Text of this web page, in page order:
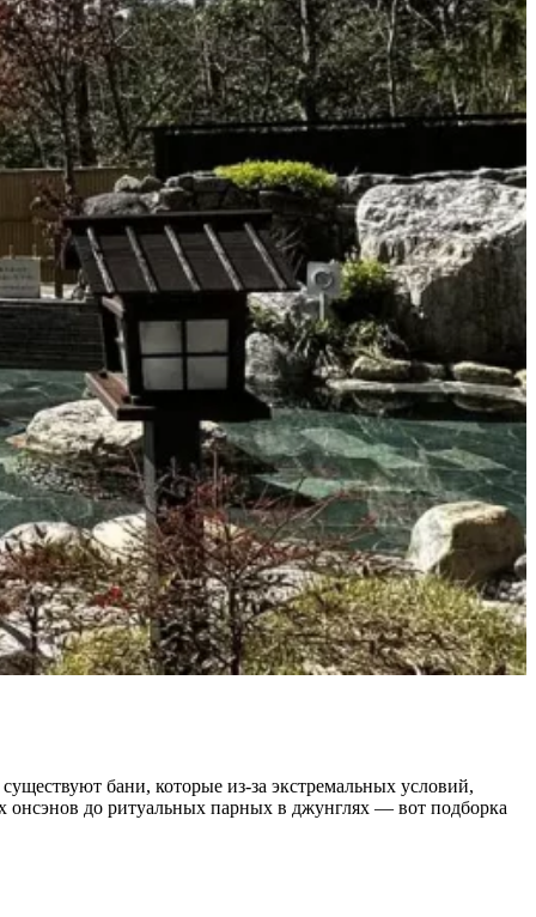
бани, которые из-за экстремальных условий,
онсэнов до ритуальных парных в джунглях — вот подборка